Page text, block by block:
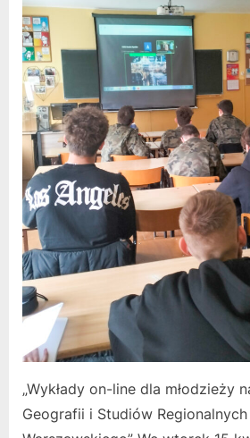
„Wykłady on-line dla młodzieży
Geografii i Studiów